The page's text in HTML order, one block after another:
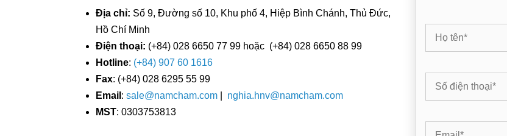
Địa chỉ: Số 9, Đường số 10, Khu phố 4, Hiệp Bình Chánh, Thủ Đức,
Hồ Chí Minh
Điện thoại: (+84) 028 6650 77 99 hoặc (+84) 028 6650 88 99
Hotline: (+84) 907 60 1616
Fax: (+84) 028 6295 55 99
Email : sale@namcham.com
nghia.hnv@namcham.com
MST: 0303753813